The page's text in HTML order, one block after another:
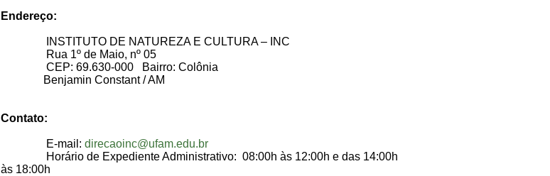
Endereço:
INSTITUTO DE NATUREZA E CULTURA – INC
Rua 1º de Maio, nº 05
CEP: 69.630-000 Bairro: Colônia
Benjamin Constant / AM
Contato:
E-mail: direcaoinc@ufam.edu.br
Horário de Expediente Administrativo: 08:00h às 12:00h e das 14:00h
às 18:00h